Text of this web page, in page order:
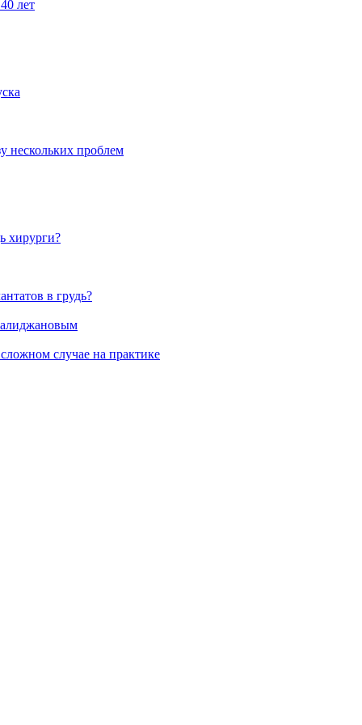
лет
нескольких проблем
хирурги?
в грудь?
случае на практике